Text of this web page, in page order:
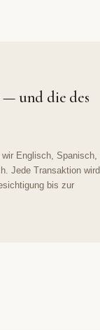
— und die des
wir Englisch, Spanisch,
Jede Transaktion wird
bis zur